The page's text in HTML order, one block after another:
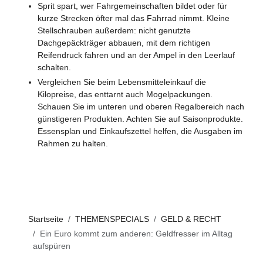
Sprit spart, wer Fahrgemeinschaften bildet oder für
kurze Strecken öfter mal das Fahrrad nimmt. Kleine
Stellschrauben außerdem: nicht genutzte
Dachgepäckträger abbauen, mit dem richtigen
Reifendruck fahren und an der Ampel in den Leerlauf
schalten.
Vergleichen Sie beim Lebensmitteleinkauf die
Kilopreise, das enttarnt auch Mogelpackungen.
Schauen Sie im unteren und oberen Regalbereich nach
günstigeren Produkten. Achten Sie auf Saisonprodukte.
Essensplan und Einkaufszettel helfen, die Ausgaben im
Rahmen zu halten.
Startseite THEMENSPECIALS
GELD & RECHT
Ein Euro kommt zum anderen: Geldfresser im Alltag
aufspüren